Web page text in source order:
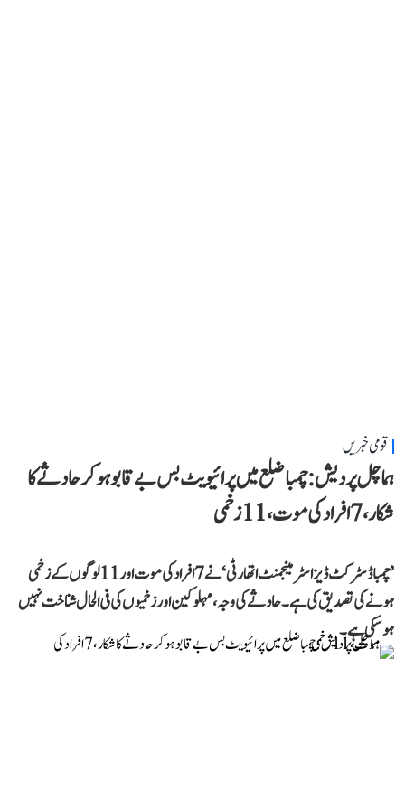
قومی خبریں
ہماچل پردیش: چمبا ضلع میں پرائیویٹ بس بے قابو ہوکر حادثے کا
شکار، 7 افراد کی موت، 11 زخمی
’چمبا ڈسٹرکٹ ڈیزاسٹر مینجمنٹ اتھارٹی‘ نے 7 افراد کی موت اور 11 لوگوں کے زخمی
ہونے کی تصدیق کی ہے۔ حادثے کی وجہ، مہلوکین اور زخمیوں کی فی الحال شناخت نہیں
ہو سکی ہے۔